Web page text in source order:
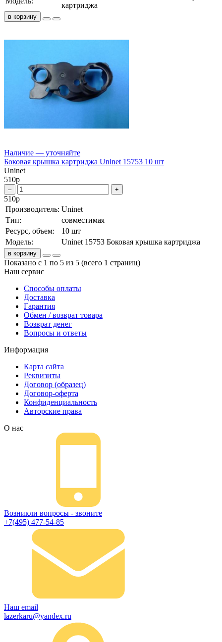
картриджа
в корзину
Наличие — уточняйте
Боковая крышка картриджа Uninet 15753 10 шт
Uninet
510р
– +
510р
Производитель: Uninet
Тип:
совместимая
Ресурс, объем:
10 шт
Модель:
Uninet 15753 Боковая крышка картриджа
в корзину
Показано с 1 по 5 из 5 (всего 1 страниц)
Наш сервис
Способы оплаты
Доставка
Гарантия
Обмен / возврат товара
Возврат денег
Вопросы и ответы
Информация
Карта сайта
Реквизиты
Договор (образец)
Договор-оферта
Конфиденциальность
Авторские права
О нас
Возникли вопросы - звоните
+7(495) 477-54-85
Наш email
lazerkaru@yandex.ru